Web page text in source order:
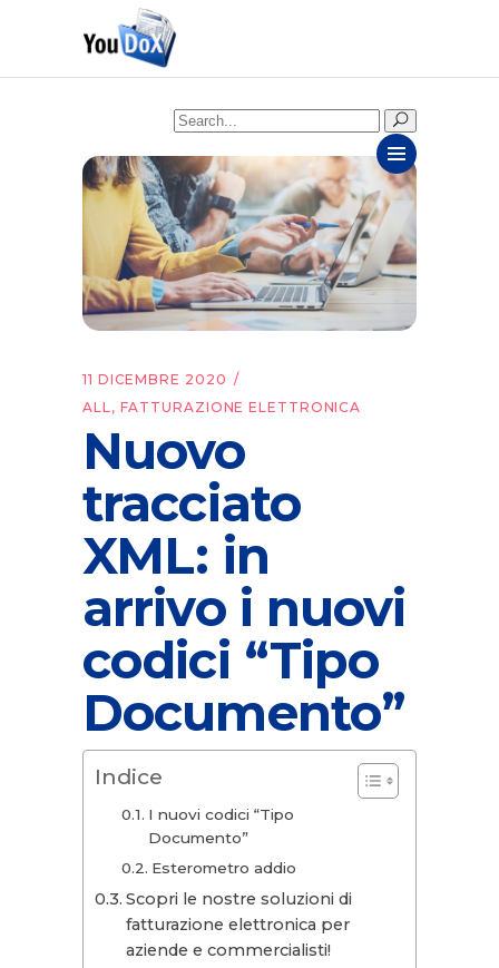
11 DICEMBRE 2020
ALL, FATTURAZIONE ELETTRONICA
Nuovo
tracciato
XML: in
arrivo i nuovi
codici “Tipo
Documento”
Indice
I nuovi codici “Tipo
Documento”
Esterometro addio
Scopri le nostre soluzioni di
fatturazione elettronica per
aziende e commercialisti!